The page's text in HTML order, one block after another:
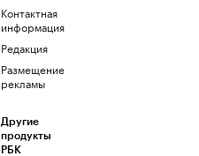
Контактная
информация
Редакция
Размещение
рекламы
Другие
продукты
РБК